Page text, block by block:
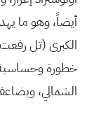
أيضاً، وهو ما
الكبرى (تل
خطورة
الشمالي،